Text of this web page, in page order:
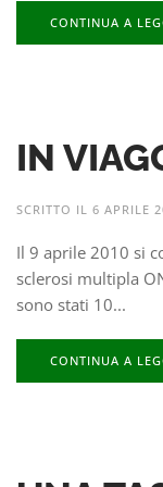
CONTINUA A
IN
SCRITTO IL 6 APRILE
Il 9 aprile 2010 si
sclerosi multipla
sono stati 10...
CONTINUA A